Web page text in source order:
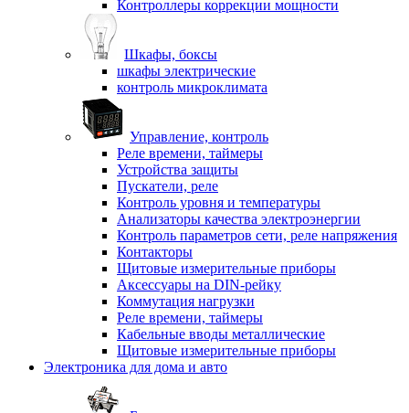
Контроллеры коррекции мощности
Шкафы, боксы
шкафы электрические
контроль микроклимата
Управление, контроль
Реле времени, таймеры
Устройства защиты
Пускатели, реле
Контроль уровня и температуры
Анализаторы качества электроэнергии
Контроль параметров сети, реле напряжения
Контакторы
Щитовые измерительные приборы
Аксессуары на DIN-рейку
Коммутация нагрузки
Реле времени, таймеры
Кабельные вводы металлические
Щитовые измерительные приборы
Электроника для дома и авто